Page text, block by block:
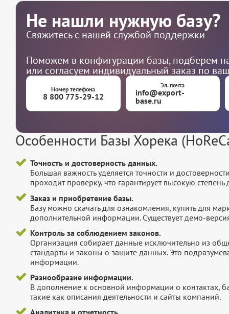
Не нашли нужную базу?
Свяжитесь с нашей службой поддержки
Поможем в конфигурации базы, подберем
или согласуем индивидуальный заказ по
Номер телефона
8 800 775-29-12
Эл. почта
info@export-
base.ru
Особенности Базы Хорека
Точность и достоверность данных.
Большая важность уделяется точности и
проходит проверку, что гарантирует высокую
Заказ и приобретение базы.
Базу можно скачать для ознакомления, купить для
дополнительной информации. Существует демо-
Контроль за соблюдением законов.
Организация собирает данные исключительно из
стандарты и законы о защите данных. Это
информации.
Разнообразие информации.
В дополнение к основной информации о контактах,
такие как описания деятельности и сайты компаний.